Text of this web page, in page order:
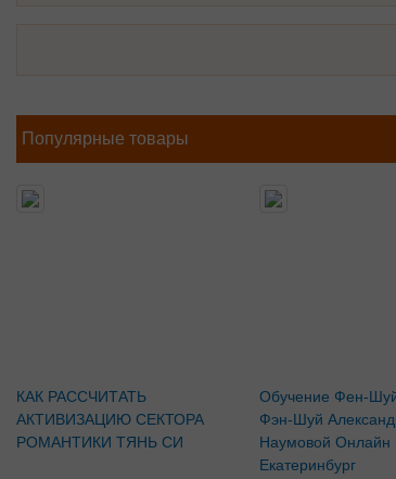
Популярные товары
КАК РАССЧИТАТЬ
АКТИВИЗАЦИЮ СЕКТОРА
РОМАНТИКИ ТЯНЬ СИ
Обучение Фен-
Фэн-Шуй
Наумовой Онлайн
Екатеринбург